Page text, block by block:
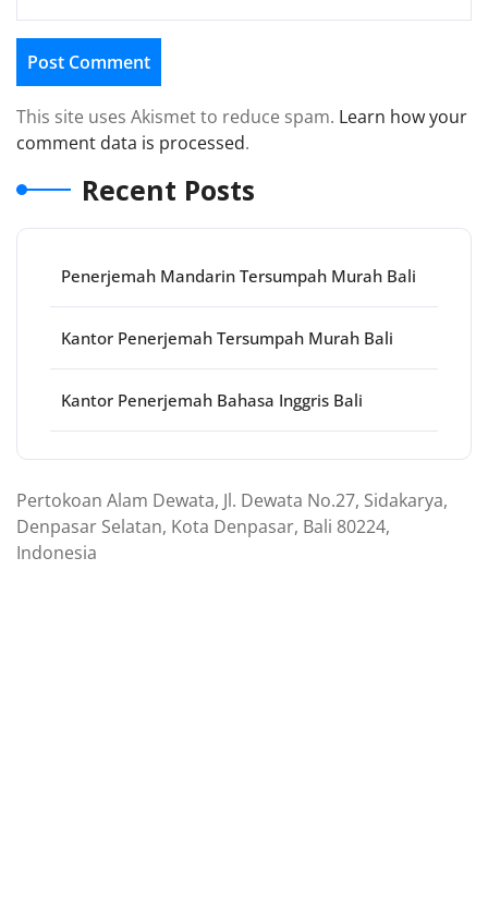
This site uses Akismet to reduce spam. Learn how your
comment data is processed.
Recent Posts
Penerjemah Mandarin Tersumpah Murah Bali
Kantor Penerjemah Tersumpah Murah Bali
Kantor Penerjemah Bahasa Inggris Bali
Pertokoan Alam Dewata, Jl. Dewata No.27, Sidakarya,
Denpasar Selatan, Kota Denpasar, Bali 80224,
Indonesia